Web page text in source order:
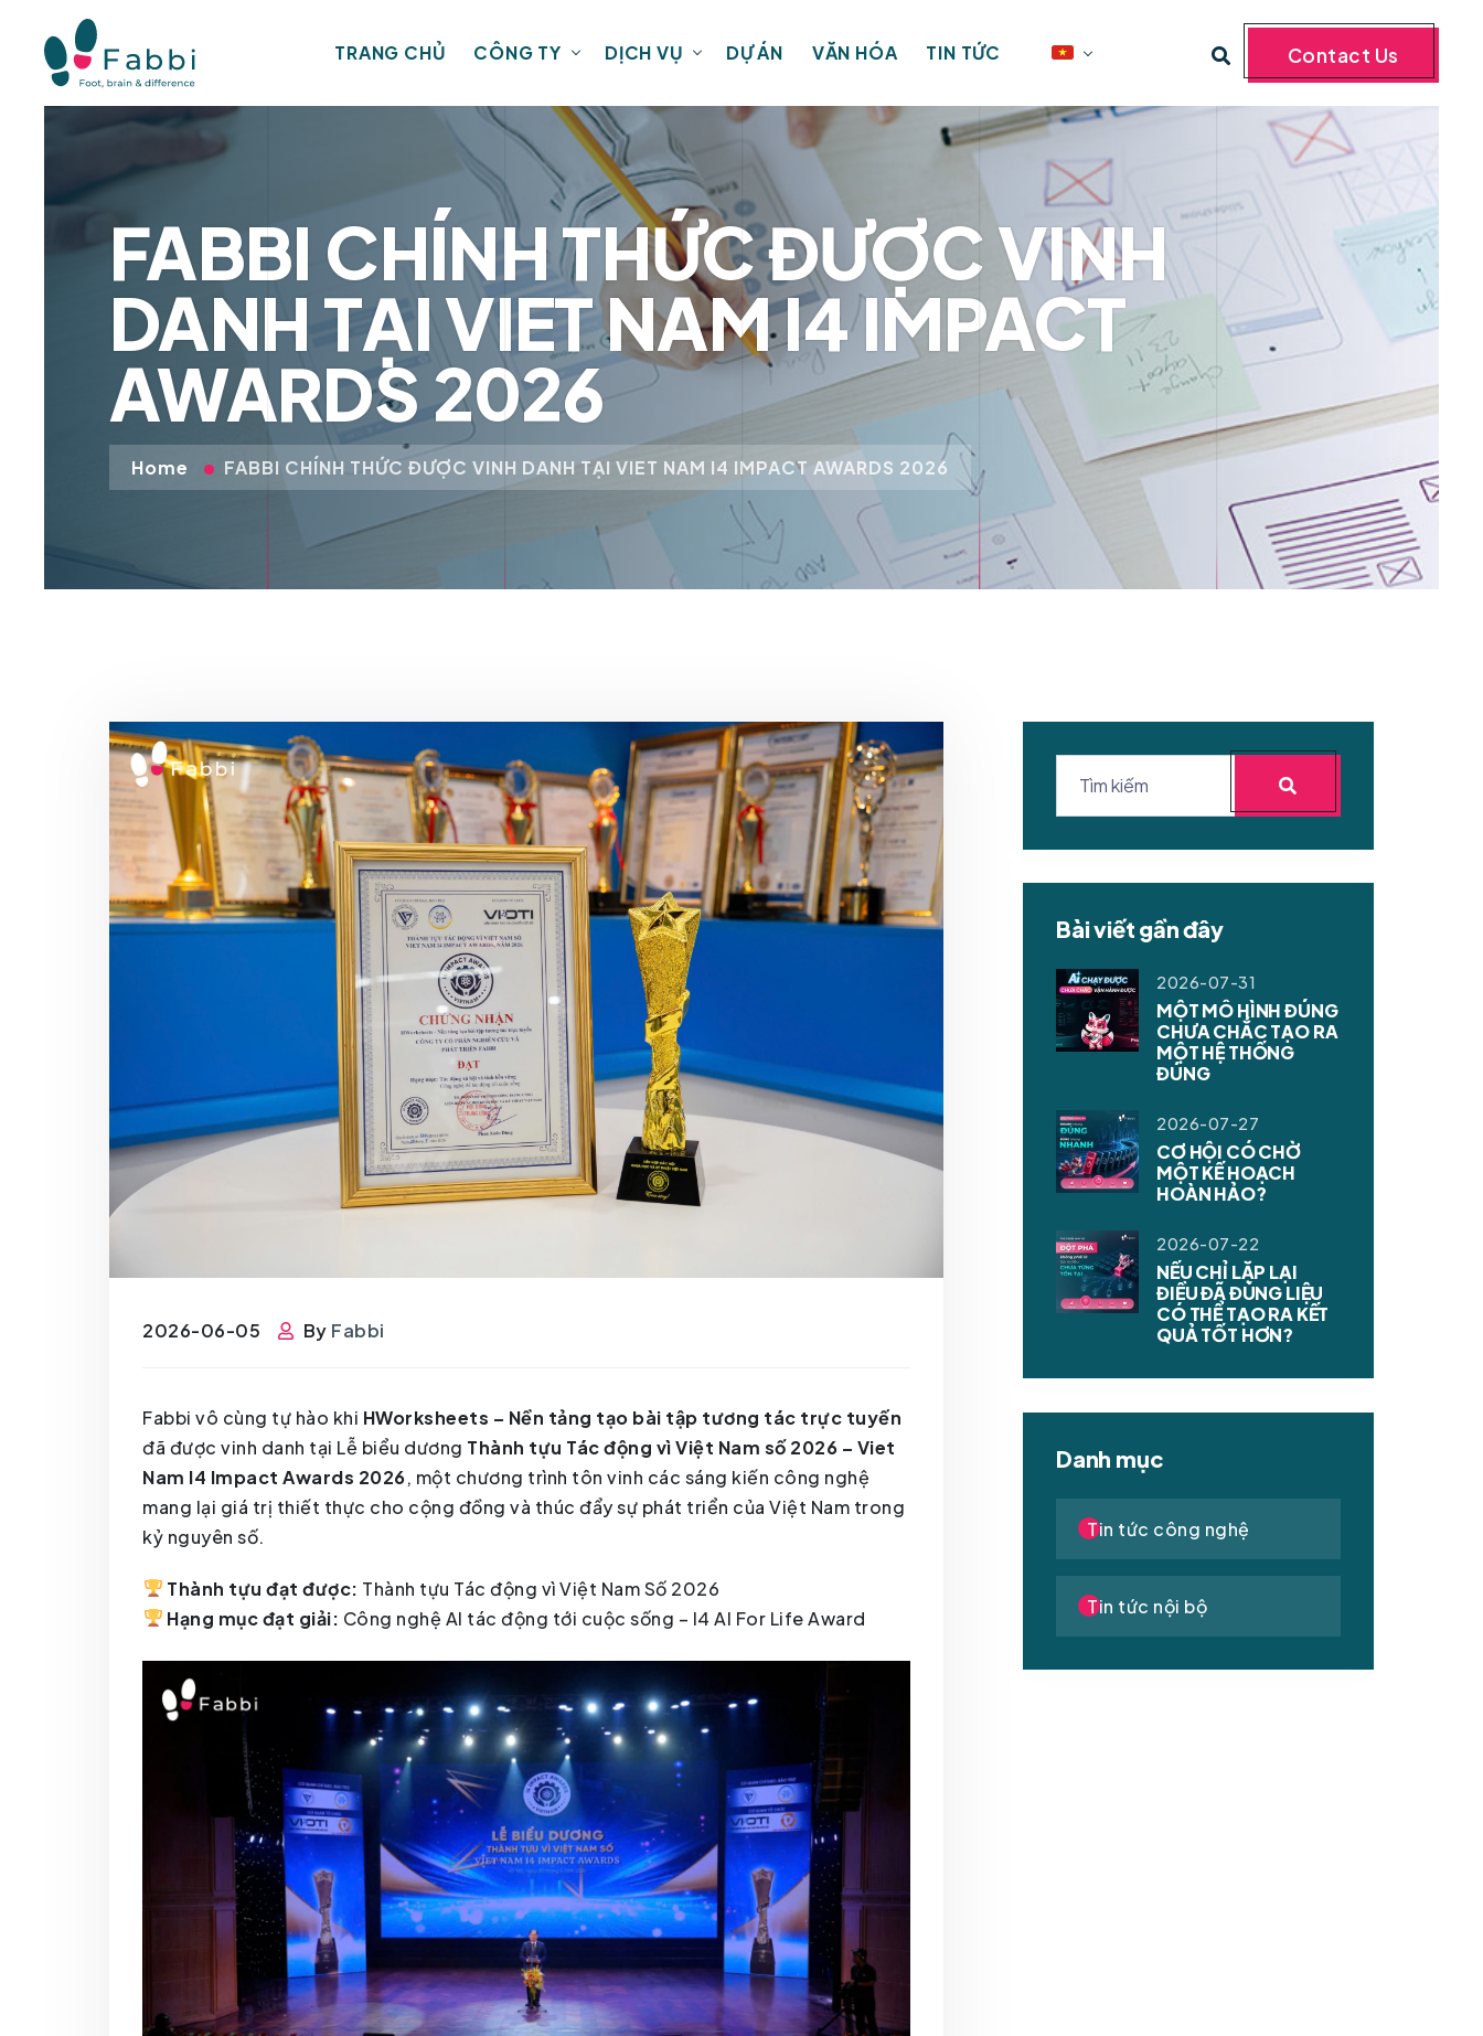
TRANG CHỦ CÔNG TY DỊCH VỤ DỰ ÁN VĂN HÓA TIN TỨC Contact Us
FABBI CHÍNH THỨC ĐƯỢC VINH
DANH TẠI VIET NAM I4 IMPACT
AWARDS 2026
Home FABBI CHÍNH THỨC ĐƯỢC VINH DANH TẠI VIET NAM I4 IMPACT AWARDS 2026
2026-06-05 By Fabbi
Fabbi vô cùng tự hào khi HWorksheets – Nền tảng tạo bài tập tương tác trực tuyến
đã được vinh danh tại Lễ biểu dương Thành tựu Tác động vì Việt Nam số 2026 – Viet
Nam I4 Impact Awards 2026, một chương trình tôn vinh các sáng kiến công nghệ
mang lại giá trị thiết thực cho cộng đồng và thúc đẩy sự phát triển của Việt Nam trong
kỷ nguyên số.
Thành tựu đạt được: Thành tựu Tác động vì Việt Nam Số 2026
Hạng mục đạt giải: Công nghệ AI tác động tới cuộc sống – I4 AI For Life Award
Bài viết gần đây
2026-07-31
MỘT MÔ HÌNH ĐÚNG
CHƯA CHẮC TẠO RA
MỘT HỆ THỐNG
ĐÚNG
2026-07-27
CƠ HỘI CÓ CHỜ
MỘT KẾ HOẠCH
HOÀN HẢO?
2026-07-22
NẾU CHỈ LẶP LẠI
ĐIỀU ĐÃ ĐÚNG LIỆU
CÓ THỂ TẠO RA KẾT
QUẢ TỐT HƠN?
Danh mục
Tin tức công nghệ
Tin tức nội bộ